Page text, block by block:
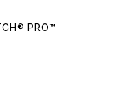
PRO™